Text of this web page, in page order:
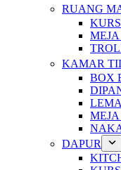
RUANG
KAMAR
BOX
DAPUR